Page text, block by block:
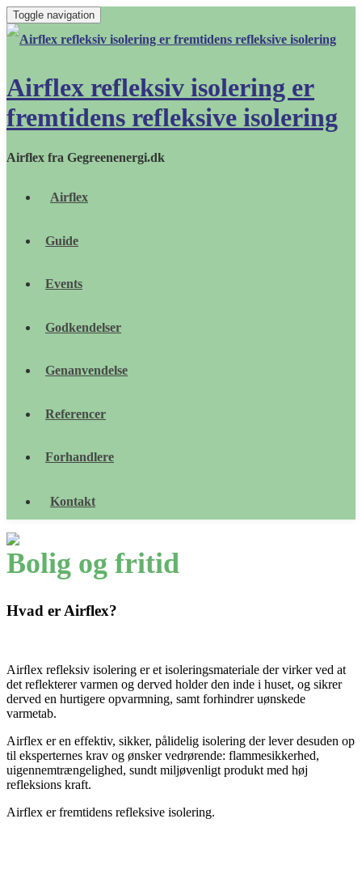
Toggle navigation
Airflex refleksiv isolering er
fremtidens refleksive isolering
Airflex fra Gegreenenergi.dk
Airflex
Guide
Events
Godkendelser
Genanvendelse
Referencer
Forhandlere
Kontakt
Bolig og fritid
Hvad er Airflex?
Airﬂex refleksiv isolering er et isoleringsmateriale der virker ved at
det reflekterer varmen og derved holder den inde i huset, og sikrer
derved en hurtigere opvarmning, samt forhindrer uønskede
varmetab.
Airflex er en effektiv, sikker, pålidelig isolering der lever desuden op
til eksperternes krav og ønsker vedrørende: flammesikkerhed,
uigennemtrængelighed, sundt miljøvenligt produkt med høj
refleksions kraft.
Airflex er fremtidens refleksive isolering.